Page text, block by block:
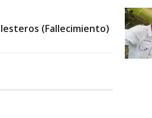
(Fallecimiento)